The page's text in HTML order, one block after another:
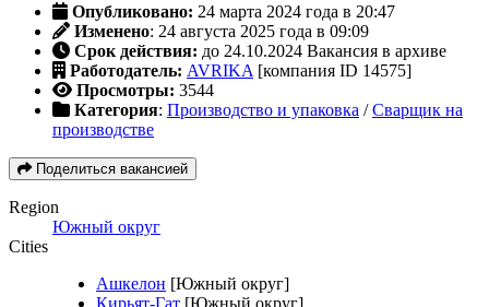
Опубликовано: 24 марта 2024 года в 20:47
Изменено: 24 августа 2025 года в 09:09
Срок действия: до 24.10.2024 Вакансия в архиве
Работодатель: AVRIKA [компания ID 14575]
Просмотры: 3544
Категория: Производство и упаковка /Сварщик на
производстве
Поделиться вакансией
Region
Южный округ
Cities
Ашкелон [Южный округ]